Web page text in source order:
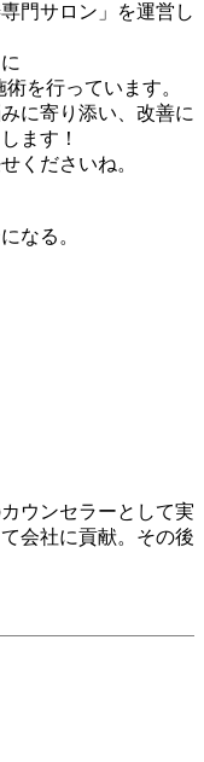
門サロン」を運営し
を行っています。
に寄り添い、改善に
ます！
くださいね。
なる。
ウンセラーとして実
会社に貢献。その後